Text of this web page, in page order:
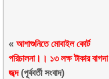
«আশাশুনিতে মোবাইল কোর্ট
পরিচালনা।। ১৩ লক্ষ টাকার বাগদা
জব্দ(পূর্ববর্তী সংবাদ)